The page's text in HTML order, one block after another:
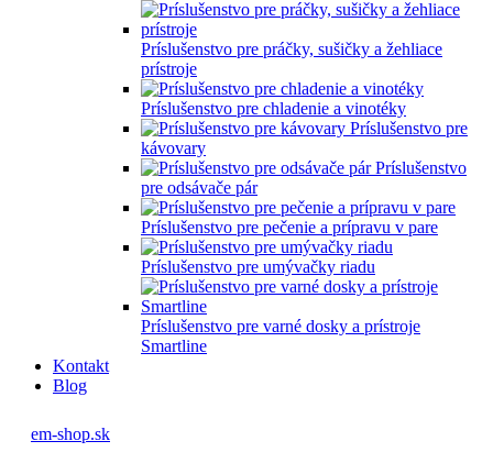
Príslušenstvo pre práčky, sušičky a žehliace
prístroje
Príslušenstvo pre chladenie a vinotéky
Príslušenstvo pre
kávovary
Príslušenstvo
pre odsávače pár
Príslušenstvo pre pečenie a prípravu v pare
Príslušenstvo pre umývačky riadu
Príslušenstvo pre varné dosky a prístroje
Smartline
Kontakt
Blog
em-shop.sk